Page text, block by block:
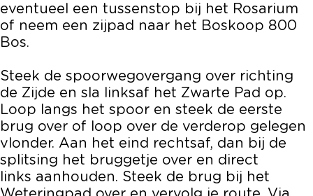
eventueel een tussenstop bij het Rosarium
of neem een zijpad naar het Boskoop 800
Bos.
Steek de spoorwegovergang over richting
de Zijde en sla linksaf het Zwarte Pad op.
Loop langs het spoor en steek de eerste
brug over of loop over de verderop gelegen
vlonder. Aan het eind rechtsaf, dan bij de
splitsing het bruggetje over en direct
links aanhouden. Steek de brug bij het